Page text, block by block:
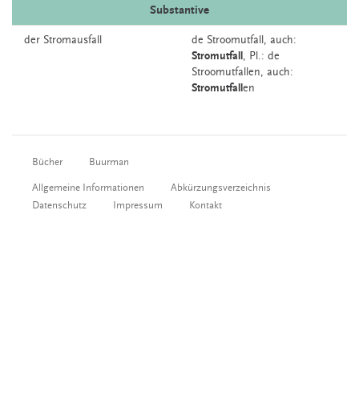
Substantive
der Stromausfall de Stroomutfall, auch:
Stromutfall , Pl.: de
Stroomutfallen, auch:
Stromutfall en
Bücher Buurman
Allgemeine Informationen
Abkürzungsverzeichnis
Datenschutz
Impressum Kontakt